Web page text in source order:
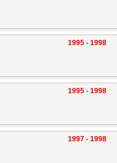
1995 - 1998
1995 - 1998
1997 - 1998